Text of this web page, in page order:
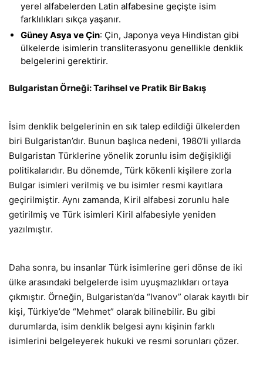
yerel alfabelerden Latin alfabesine geçişte isim
farklılıkları sıkça yaşanır.
Güney Asya ve Çin: Çin, Japonya veya Hindistan gibi
ülkelerde isimlerin transliterasyonu genellikle denklik
belgelerini gerektirir.
Bulgaristan Örneği: Tarihsel ve Pratik Bir Bakış
İsim denklik belgelerinin en sık talep edildiği ülkelerden
biri Bulgaristan’dır. Bunun başlıca nedeni, 1980’li yıllarda
Bulgaristan Türklerine yönelik zorunlu isim değişikliği
politikalarıdır. Bu dönemde, Türk kökenli kişilere zorla
Bulgar isimleri verilmiş ve bu isimler resmi kayıtlara
geçirilmiştir. Aynı zamanda, Kiril alfabesi zorunlu hale
getirilmiş ve Türk isimleri Kiril alfabesiyle yeniden
yazılmıştır.
Daha sonra, bu insanlar Türk isimlerine geri dönse de iki
ülke arasındaki belgelerde isim uyuşmazlıkları ortaya
çıkmıştır. Örneğin, Bulgaristan’da “Ivanov” olarak kayıtlı bir
kişi, Türkiye’de “Mehmet” olarak bilinebilir. Bu gibi
durumlarda, isim denklik belgesi aynı kişinin farklı
isimlerini belgeleyerek hukuki ve resmi sorunları çözer.